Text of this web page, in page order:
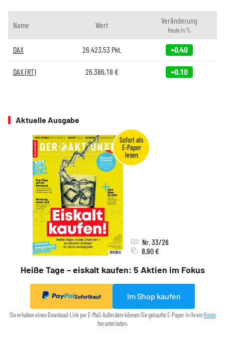
Name Wert Veränderung
Heute in %
DAX 26.423,53 Pkt. +0,40
DAX (RT) 26.386,18 € +0,10
Aktuelle Ausgabe
Heiße Tage – eiskalt kaufen: 5 Aktien im Fokus
Nr. 33/26
8,90 €
Sofortkauf Im Shop kaufen
Sie erhalten einen Download-Link per E-Mail. Außerdem können Sie gekaufte E-Paper in Ihrem Konto
herunterladen.